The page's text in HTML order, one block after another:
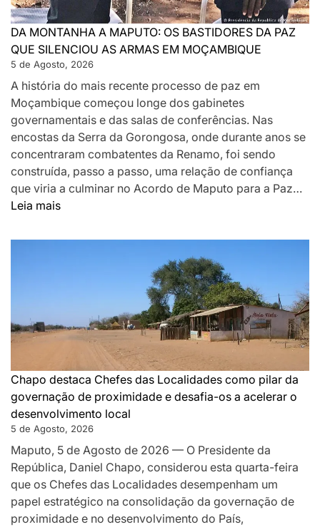
DA MONTANHA A MAPUTO: OS BASTIDORES DA PAZ
QUE SILENCIOU AS ARMAS EM MOÇAMBIQUE
5 de Agosto, 2026
A história do mais recente processo de paz em
Moçambique começou longe dos gabinetes
governamentais e das salas de conferências. Nas
encostas da Serra da Gorongosa, onde durante anos se
concentraram combatentes da Renamo, foi sendo
construída, passo a passo, uma relação de confiança
que viria a culminar no Acordo de Maputo para a Paz…
Leia mais:
MONTANHA
DA
PAZ
SILENCIOU
AS
ARMAS
EM
MOÇAMBIQUE
Chapo destaca Chefes das Localidades como pilar da
governação de proximidade e desafia-os a acelerar o
desenvolvimento local
5 de Agosto, 2026
Maputo, 5 de Agosto de 2026 — O Presidente da
República, Daniel Chapo, considerou esta quarta-feira
que os Chefes das Localidades desempenham um
papel estratégico na consolidação da governação de
proximidade e no desenvolvimento do País,